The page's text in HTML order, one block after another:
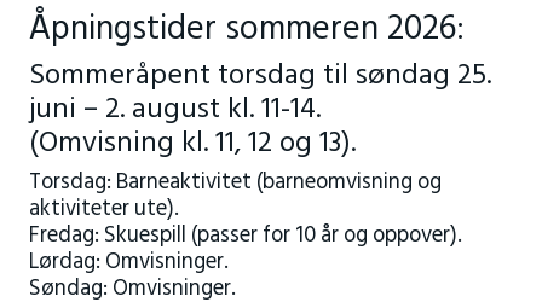
Åpningstider sommeren 2026:
Sommeråpent torsdag til søndag 25.
juni – 2. august kl. 11-14.
(Omvisning kl. 11, 12 og 13).
Torsdag: Barneaktivitet (barneomvisning og
aktiviteter ute).
Fredag: Skuespill (passer for 10 år og oppover).
Lørdag: Omvisninger.
Søndag: Omvisninger.